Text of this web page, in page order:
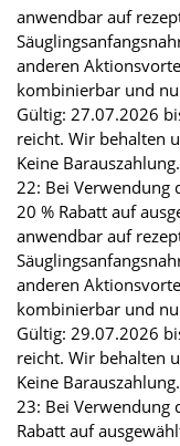
anwendbar auf
anderen
kombinierbar und
Gültig: 27.07.2026
reicht. Wir behalten
Keine Barauszahlung.
22: Bei Verwendung
20 % Rabatt auf
anwendbar auf
anderen
kombinierbar und
Gültig: 29.07.2026
reicht. Wir behalten
Keine Barauszahlung.
23: Bei Verwendung
Rabatt auf